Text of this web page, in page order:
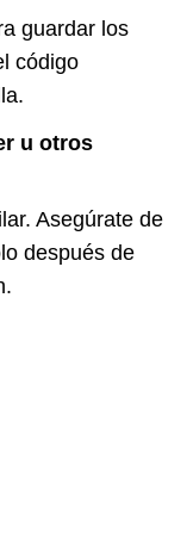
guardar los
código
u otros
Asegúrate de
después de